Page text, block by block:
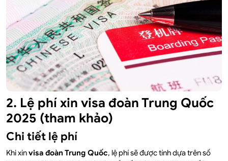
2. Lệ phí xin visa đoàn Trung Quốc
2025 (tham khảo)
Chi tiết lệ phí
Khi xinvisa đoàn Trung Quốc, lệ phí sẽ được tính dựa trên số